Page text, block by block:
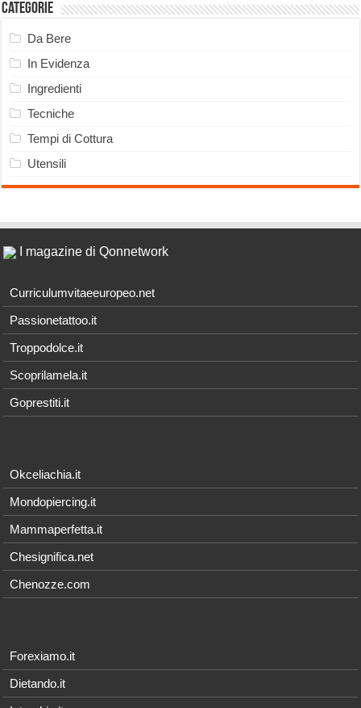
Categorie
Da Bere
In Evidenza
Ingredienti
Tecniche
Tempi di Cottura
Utensili
I magazine di Qonnetwork
Curriculumvitaeeuropeo.net
Passionetattoo.it
Troppodolce.it
Scoprilamela.it
Goprestiti.it
Okceliachia.it
Mondopiercing.it
Mammaperfetta.it
Chesignifica.net
Chenozze.com
Forexiamo.it
Dietando.it